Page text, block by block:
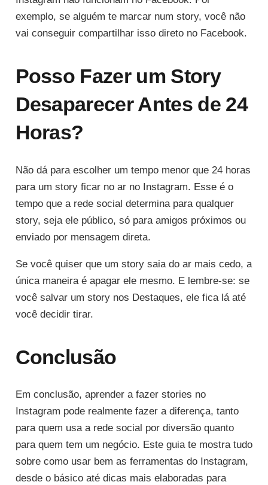
exemplo, se alguém te marcar num story, você não
vai conseguir compartilhar isso direto no Facebook.
Posso Fazer um Story
Desaparecer Antes de 24
Horas?
Não dá para escolher um tempo menor que 24 horas
para um story ficar no ar no Instagram. Esse é o
tempo que a rede social determina para qualquer
story, seja ele público, só para amigos próximos ou
enviado por mensagem direta.
Se você quiser que um story saia do ar mais cedo, a
única maneira é apagar ele mesmo. E lembre-se: se
você salvar um story nos Destaques, ele fica lá até
você decidir tirar.
Conclusão
Em conclusão, aprender a fazer stories no
Instagram pode realmente fazer a diferença, tanto
para quem usa a rede social por diversão quanto
para quem tem um negócio. Este guia te mostra tudo
sobre como usar bem as ferramentas do Instagram,
desde o básico até dicas mais elaboradas para